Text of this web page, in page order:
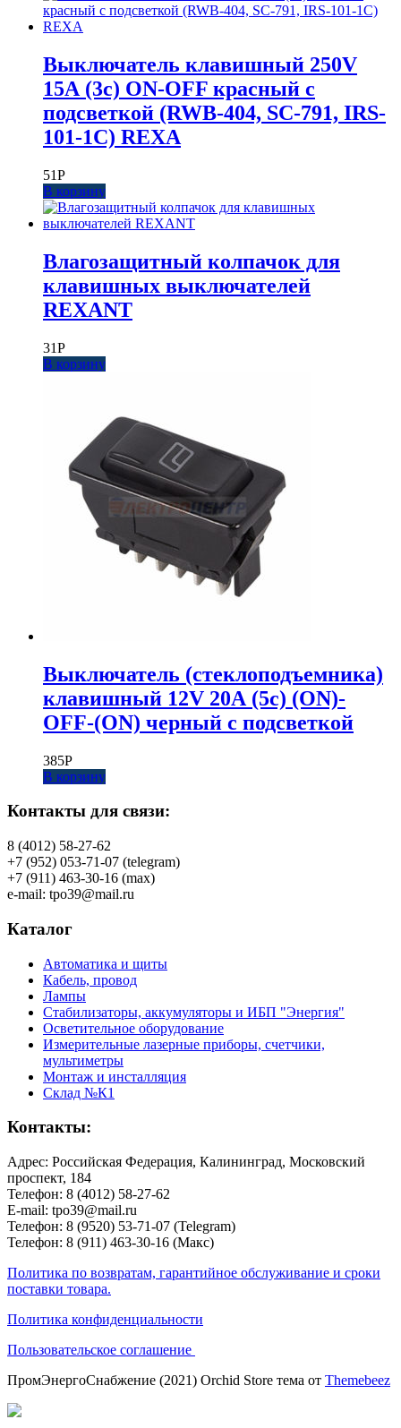
Выключатель клавишный 250V
15А (3с) ON-OFF красный с
подсветкой (RWB-404, SC-791, IRS-
101-1C) REXA
51Р
В корзину
Влагозащитный колпачок для
клавишных выключателей
REXANT
31Р
В корзину
Выключатель (стеклоподъемника)
клавишный 12V 20А (5с) (ON)-
OFF-(ON) черный с подсветкой
385Р
В корзину
Контакты для связи:
8 (4012) 58-27-62
+7 (952) 053-71-07 (telegram)
+7 (911) 463-30-16 (max)
e-mail: tpo39@mail.ru
Каталог
Автоматика и щиты
Кабель, провод
Лампы
Стабилизаторы, аккумуляторы и ИБП "Энергия"
Осветительное оборудование
Измерительные лазерные приборы, счетчики,
мультиметры
Монтаж и инсталляция
Склад №К1
Контакты:
Адрес: Российская Федерация, Калининград, Московский
проспект, 184
Телефон: 8 (4012) 58-27-62
E-mail: tpo39@mail.ru
Телефон: 8 (9520) 53-71-07 (Telegram)
Телефон: 8 (911) 463-30-16 (Макс)
Политика по возвратам, гарантийное обслуживание и сроки
поставки товара.
Политика конфиденциальности
Пользовательское соглашение
ПромЭнергоСнабжение (2021) Orchid Store тема от Themebeez